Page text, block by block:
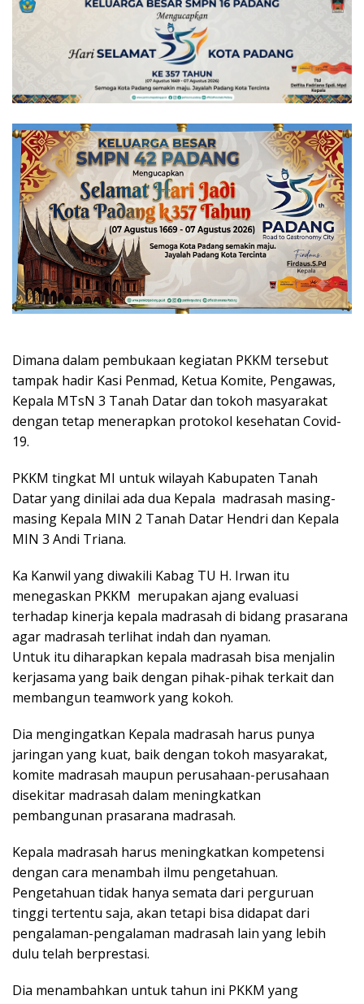
Dimana dalam pembukaan kegiatan PKKM tersebut
tampak hadir Kasi Penmad, Ketua Komite, Pengawas,
Kepala MTsN 3 Tanah Datar dan tokoh masyarakat
dengan tetap menerapkan protokol kesehatan Covid-
19.
PKKM tingkat MI untuk wilayah Kabupaten Tanah
Datar yang dinilai ada dua Kepala madrasah masing-
masing Kepala MIN 2 Tanah Datar Hendri dan Kepala
MIN 3 Andi Triana.
Ka Kanwil yang diwakili Kabag TU H. Irwan itu
menegaskan PKKM merupakan ajang evaluasi
terhadap kinerja kepala madrasah di bidang prasarana
agar madrasah terlihat indah dan nyaman.
Untuk itu diharapkan kepala madrasah bisa menjalin
kerjasama yang baik dengan pihak-pihak terkait dan
membangun teamwork yang kokoh.
Dia mengingatkan Kepala madrasah harus punya
jaringan yang kuat, baik dengan tokoh masyarakat,
komite madrasah maupun perusahaan-perusahaan
disekitar madrasah dalam meningkatkan
pembangunan prasarana madrasah.
Kepala madrasah harus meningkatkan kompetensi
dengan cara menambah ilmu pengetahuan.
Pengetahuan tidak hanya semata dari perguruan
tinggi tertentu saja, akan tetapi bisa didapat dari
pengalaman-pengalaman madrasah lain yang lebih
dulu telah berprestasi.
Dia menambahkan untuk tahun ini PKKM yang